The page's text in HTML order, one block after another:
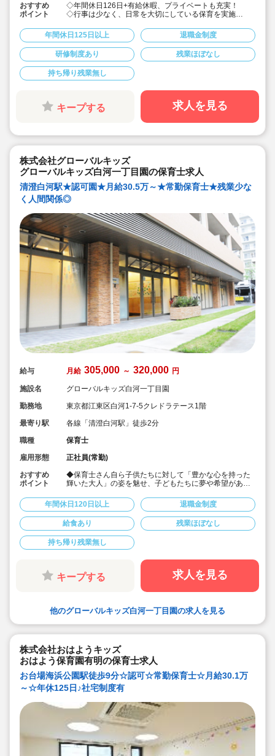
おすすめ
ポイント
◇年間休日126日+有給休暇、プライベートも充実！
◇行事は少なく、日常を大切にしている保育を実施
にしています。
◇産休・育休からの復帰（男性の育休実績あり）、時短
勤務実績多数で働きやすい職場です
◇ヘアカラーは自由。髪色の制限なし。
◇20代で経験少ない方もノビノビ働きやすい環境
◇書き物のICT化も進めており持ち帰り業務/残業ほぼな
し。
◇残業した場合の代は1分単位で支給されます
◇子どもが自分の意志や感情を尊重され、自分で選択し
ていくことをあたたかく見守り、子どもが主体の保育を
◇無垢の木を使った園舎。優しくぬくもりのあるおうち
のような保育園
できる範囲で実施
◇在籍年数や保育経験に合わせた段階的な研修を年間総
計110回以上実施。研修も参加しやすい職場環境です
年間休日125日以上 退職金制度
研修制度あり 残業ほぼなし
持ち帰り残業無し
キープする 求人を見る
株式会社グローバルキッズ
グローバルキッズ白河一丁目園の保育士求人
清澄白河駅★認可園★月給30.5万～★常勤保育士★残業少な
く人間関係◎
給与 月給 305,000 ～ 320,000 円
施設名
グローバルキッズ白河一丁目園
勤務地
東京都江東区白河1-7-5クレドラテース1階
最寄り駅
各線「清澄白河駅」徒歩2分
職種
保育士
雇用形態
正社員(常勤)
おすすめ
ポイント
◆保育士さん自ら子供たちに対して「豊かな心を持った
輝いた大人」の姿を魅せ、子どもたちに夢や希望がある
◆年間休日125日以上！
◆子育て期間中は時短勤務OK
◆半日有給OKで子育て中の方も働きやすい環境です
◆会社独自の休暇制度がありますので、独身、既婚者問
わずノビノビと働きやすい環境です。
◆宿舎借上げ制度利用可能です！
◆職員間の人間関係を大事にしています。チーム保育で
新しい仲間も皆でサポート。新卒で不安な方、中途で馴
染めるか不安な方ブランク空けの方、別業種からのキャ
リアチェンジの方！どんな方でもチームでサポートしあ
いながら保育をする環境です
能です！
す！
◆充実の福利厚生、海外研修など腰を据え長く勤務でき
成長し続けられる環境が整っています。
年間休日120日以上 退職金制度
給食あり 残業ほぼなし
持ち帰り残業無し
キープする 求人を見る
他のグローバルキッズ白河一丁目園の求人を見る
株式会社おはようキッズ
おはよう保育園有明の保育士求人
お台場海浜公園駅徒歩9分☆認可☆常勤保育士☆月給30.1万
～☆年休125日♪社宅制度有